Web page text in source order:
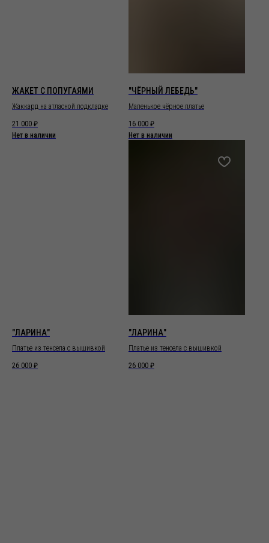
ЖАКЕТ С ПОПУГАЯМИ
Жаккард на атласной подкладке
21 000 ₽
Нет в наличии
"ЧЁРНЫЙ ЛЕБЕДЬ"
Маленькое чёрное платье
16 000 ₽
Нет в наличии
"ЛАРИНА"
Платье из тенсела с вышивкой
26 000 ₽
"ЛАРИНА"
Платье из тенсела с вышивкой
26 000 ₽